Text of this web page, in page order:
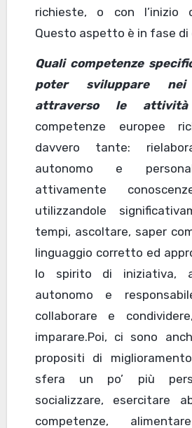
richieste, o con l’inizio
Questo aspetto è in fase di
Quali competenze
poter sviluppare nei
attraverso le attività
competenze europee
davvero tante:
autonomo e
attivamente
utilizzandole
tempi, ascoltare, saper
linguaggio corretto ed
lo spirito di iniziativa,
autonomo e
collaborare e
imparare.Poi, ci sono
propositi di
sfera un po’ più
socializzare, esercitare
competenze,